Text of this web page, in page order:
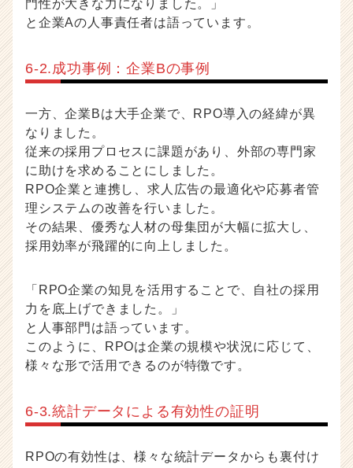
門性が大きな力になりました。」
と企業Aの人事責任者は語っています。
6-2.成功事例：企業Bの事例
一方、企業Bは大手企業で、RPO導入の経緯が異
なりました。
従来の採用プロセスに課題があり、外部の専門家
に助けを求めることにしました。
RPO企業と連携し、求人広告の最適化や応募者管
理システムの改善を行いました。
その結果、優秀な人材の母集団が大幅に拡大し、
採用効率が飛躍的に向上しました。
「RPO企業の知見を活用することで、自社の採用
力を底上げできました。」
と人事部門は語っています。
このように、RPOは企業の規模や状況に応じて、
様々な形で活用できるのが特徴です。
6-3.統計データによる有効性の証明
RPOの有効性は、様々な統計データからも裏付け